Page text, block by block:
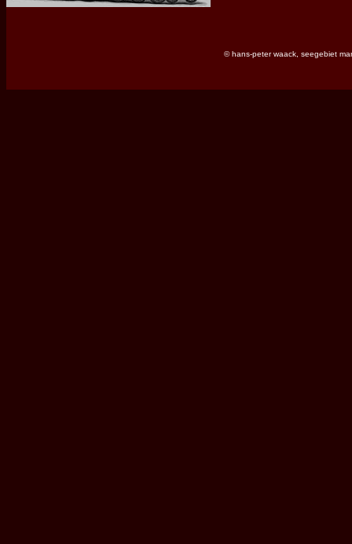
© hans-peter waack, seegebiet